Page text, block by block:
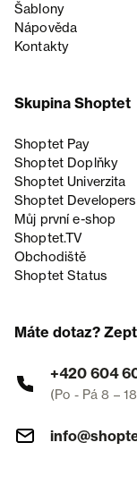
Šablony
Nápověda
Kontakty
Skupina Shoptet
Shoptet Pay
Shoptet Doplňky
Shoptet Univerzita
Shoptet Developers
Můj první e-shop
Shoptet.TV
Obchodiště
Shoptet Status
Máte dotaz?
+420 604
(Po - Pá 8 –